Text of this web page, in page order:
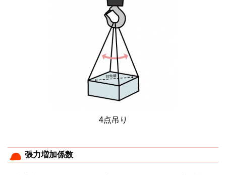
4点吊り
張力増加係数